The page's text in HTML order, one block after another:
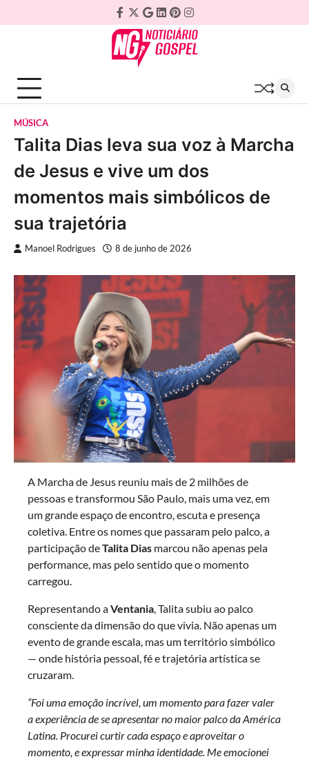
to
Facebook
Twitter
Google
Plus
Linkedin
Pinterest
Instagram
MÚSICA
Talita Dias leva sua voz à Marcha
de Jesus e vive um dos
momentos mais simbólicos de
sua trajetória
Manoel Rodrigues 8 de junho de 2026
A Marcha de Jesus reuniu mais de 2 milhões de
pessoas e transformou São Paulo, mais uma vez, em
um grande espaço de encontro, escuta e presença
coletiva. Entre os nomes que passaram pelo palco, a
participação deTalita Dias marcou não apenas pela
performance, mas pelo sentido que o momento
carregou.
Representando aVentania, Talita subiu ao palco
consciente da dimensão do que vivia. Não apenas um
evento de grande escala, mas um território simbólico
— onde história pessoal, fé e trajetória artística se
cruzaram.
“Foi uma emoção incrível, um momento para fazer valer
a experiência de se apresentar no maior palco da América
Latina. Procurei curtir cada espaço e aproveitar o
momento, e expressar minha identidade. Me emocionei